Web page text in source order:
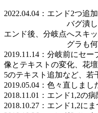
2022.04.04：エンド2つ追
バグ潰し
エンド後、分岐点へスキ
グラも何枚か描
2019.11.14：分岐前にセ
像とテキストの変化、花
5のテキスト追加など、若
2019.05.04：色々直しまし
2018.11.01：エンド1,2の
2018.10.27：エンド1,2に